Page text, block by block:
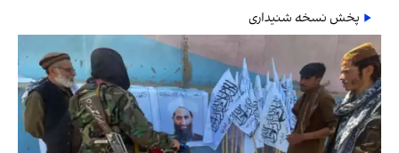
پخش نسخه شنیداری